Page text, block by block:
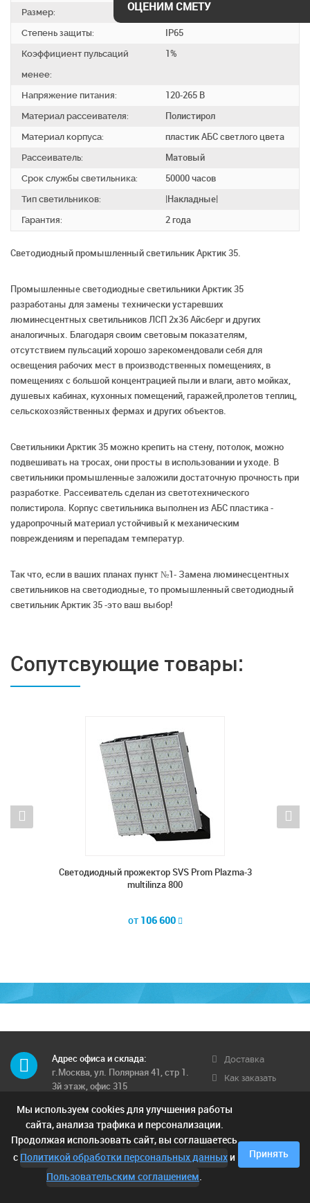
Размер:
1200х76х99 мм
Степень защиты:
IP65
Коэффициент пульсаций
менее:
1%
Напряжение питания:
120-265 В
Материал рассеивателя:
Полистирол
Материал корпуса:
пластик АБС светлого цвета
Рассеиватель:
Матовый
Срок службы светильника:
50000 часов
Тип светильников:
|Накладные|
Гарантия:
2 года
Светодиодный промышленный светильник Арктик 35.
Промышленные светодиодные светильники Арктик 35
разработаны для замены технически устаревших
люминесцентных светильников ЛСП 2х36 Айсберг и других
аналогичных. Благодаря своим световым показателям,
отсутствием пульсаций хорошо зарекомендовали себя для
освещения рабочих мест в производственных помещениях, в
помещениях с большой концентрацией пыли и влаги, авто мойках,
душевых кабинах, кухонных помещений, гаражей,пролетов теплиц,
сельскохозяйственных фермах и других объектов.
Светильники Арктик 35 можно крепить на стену, потолок, можно
подвешивать на тросах, они просты в использовании и уходе. В
светильники промышленные заложили достаточную прочность при
разработке. Рассеиватель сделан из светотехнического
полистирола. Корпус светильника выполнен из АБС пластика -
ударопрочный материал устойчивый к механическим
повреждениям и перепадам температур.
Так что, если в ваших планах пункт №1- Замена люминесцентных
светильников на светодиодные, то промышленный светодиодный
светильник Арктик 35 -это ваш выбор!
Сопутсвующие товары:
Светодиодный прожектор SVS Prom Plazma-3
multilinza 800
от 106 600
Адрес офиса и склада:
г.Москва, ул. Полярная 41, стр 1.
3й этаж, офис 315
Телефон многоканальный:
8 (495) 662-71-12
8 (925) 249-00-15; 8 (903) 682-42-
05;
Доставка
Как заказать
Условия
доставки
Отзывы
Мы используем cookies для улучшения работы
сайта, анализа трафика и персонализации.
Продолжая использовать сайт, вы соглашаетесь
с Политикой обработки персональных данныхи
Пользовательским соглашением.
Принять
ОЦЕНИМ СМЕТУ